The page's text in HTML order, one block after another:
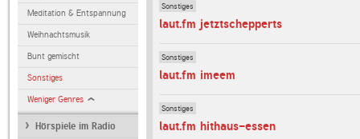
Meditation & Entspannung
Weihnachtsmusik
Bunt gemischt
Sonstiges
Weniger Genres
Hörspiele im Radio
Sonstiges
laut.fm jetztschepperts
Sonstiges
laut.fm imeem
Sonstiges
laut.fm hithaus-essen